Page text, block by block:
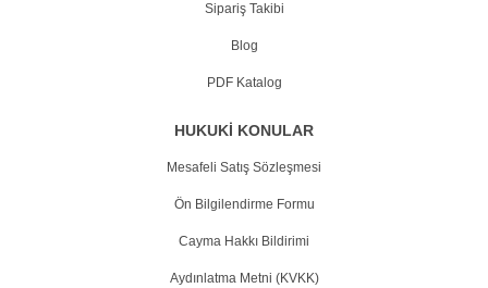
Sipariş Takibi
Blog
PDF Katalog
HUKUKİ KONULAR
Mesafeli Satış Sözleşmesi
Ön Bilgilendirme Formu
Cayma Hakkı Bildirimi
Aydınlatma Metni (KVKK)